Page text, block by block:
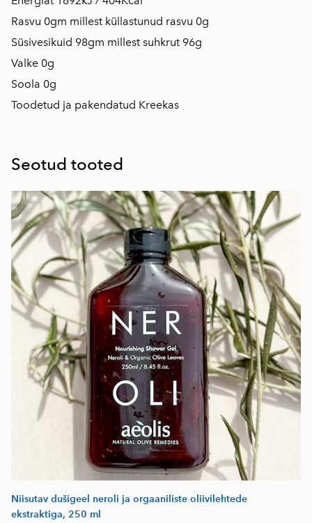
Rasvu 0gm millest küllastunud rasvu 0g
Süsivesikuid 98gm millest suhkrut 96g
Valke 0g
Soola 0g
Toodetud ja pakendatud Kreekas
Seotud tooted
Niisutav dušigeel neroli ja orgaaniliste oliivilehtede
ekstraktiga, 250 ml